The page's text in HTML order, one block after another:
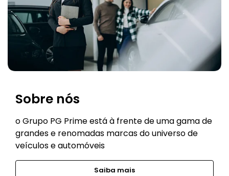
Sobre nós
o Grupo PG Prime está à frente de uma gama de
grandes e renomadas marcas do universo de
veículos e automóveis
Saiba mais